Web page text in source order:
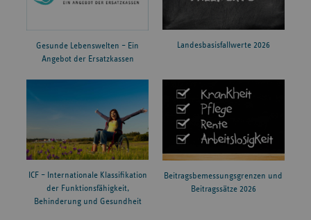
Gesunde Lebenswelten – Ein
Angebot der Ersatzkassen
Landesbasisfallwerte 2026
ICF – Internationale Klassifikation
der Funktionsfähigkeit,
Behinderung und Gesundheit
Beitragsbemessungsgrenzen und
Beitragssätze 2026